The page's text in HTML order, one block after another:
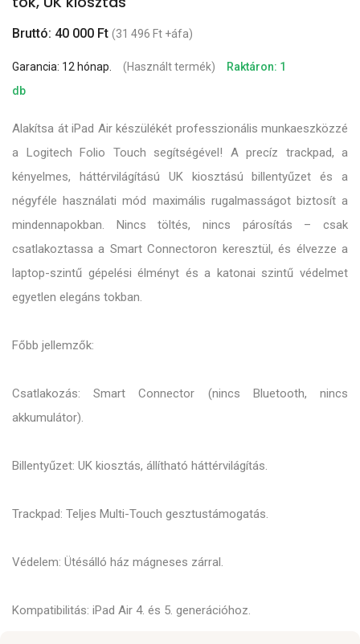
Bruttó: 40 000 Ft (31 496 Ft +áfa)
Garancia: 12 hónap. (Használt termék)
Raktáron: 1
db
Alakítsa át iPad Air készülékét professzionális munkaeszközzé
a Logitech Folio Touch segítségével! A precíz trackpad, a
kényelmes, háttérvilágítású UK kiosztású billentyűzet és a
négyféle használati mód maximális rugalmasságot biztosít a
mindennapokban. Nincs töltés, nincs párosítás – csak
csatlakoztassa a Smart Connectoron keresztül, és élvezze a
laptop-szintű gépelési élményt és a katonai szintű védelmet
egyetlen elegáns tokban.
Főbb jellemzők:
Csatlakozás: Smart Connector (nincs Bluetooth, nincs
akkumulátor).
Billentyűzet: UK kiosztás, állítható háttérvilágítás.
Trackpad: Teljes Multi-Touch gesztustámogatás.
Védelem: Ütésálló ház mágneses zárral.
Kompatibilitás: iPad Air 4. és 5. generációhoz.